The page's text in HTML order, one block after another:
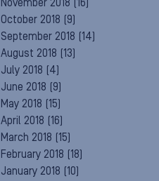
November 2018 (16)
October 2018 (9)
September 2018 (14)
August 2018 (13)
July 2018 (4)
June 2018 (9)
May 2018 (15)
April 2018 (16)
March 2018 (15)
February 2018 (18)
January 2018 (10)